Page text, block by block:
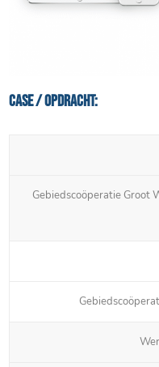
Case / Opdracht:
Gebiedscoöperatie Groot